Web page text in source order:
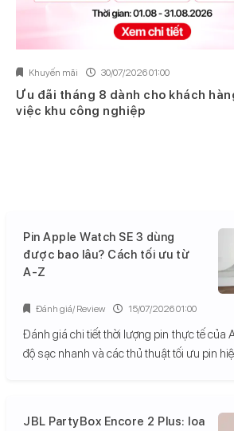
Khuyến mãi 30/07/2026 01:00
Ưu đãi tháng 8 dành cho khách
việc khu công nghiệp
Pin Apple Watch SE 3 dùng
được bao lâu? Cách tối ưu từ
A-Z
Đánh giá chi tiết thời lượng pin thực tế của
độ sạc nhanh và các thủ thuật tối ưu pin
Đánh giá/ Review 15/07/2026 01:00
JBL PartyBox Encore 2 Plus: loa